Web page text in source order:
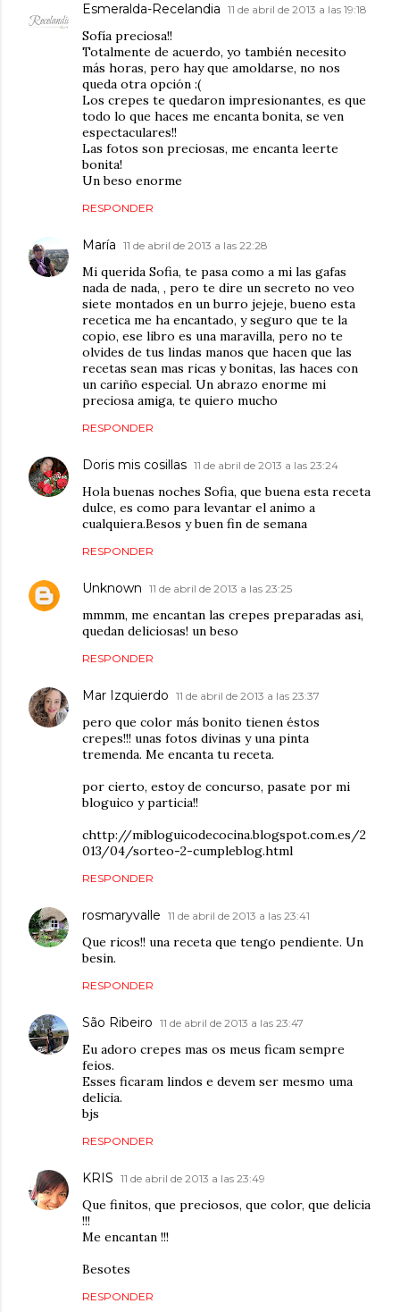
Esmeralda-Recelandia 11 de abril de 2013 a las 19:18
Sofía preciosa!!
Totalmente de acuerdo, yo también necesito
más horas, pero hay que amoldarse, no nos
queda otra opción :(
Los crepes te quedaron impresionantes, es que
todo lo que haces me encanta bonita, se ven
espectaculares!!
Las fotos son preciosas, me encanta leerte
bonita!
Un beso enorme
RESPONDER
María 11 de abril de 2013 a las 22:28
Mi querida Sofia, te pasa como a mi las gafas
nada de nada, , pero te dire un secreto no veo
siete montados en un burro jejeje, bueno esta
recetica me ha encantado, y seguro que te la
copio, ese libro es una maravilla, pero no te
olvides de tus lindas manos que hacen que las
recetas sean mas ricas y bonitas, las haces con
un cariño especial. Un abrazo enorme mi
preciosa amiga, te quiero mucho
RESPONDER
Doris mis cosillas 11 de abril de 2013 a las 23:24
Hola buenas noches Sofia, que buena esta receta
dulce, es como para levantar el animo a
cualquiera.Besos y buen fin de semana
RESPONDER
Unknown 11 de abril de 2013 a las 23:25
mmmm, me encantan las crepes preparadas asi,
quedan deliciosas! un beso
RESPONDER
Mar Izquierdo 11 de abril de 2013 a las 23:37
pero que color más bonito tienen éstos
crepes!!! unas fotos divinas y una pinta
tremenda. Me encanta tu receta.
por cierto, estoy de concurso, pasate por mi
bloguico y particia!!
chttp://mibloguicodecocina.blogspot.com.es/2
013/04/sorteo-2-cumpleblog.html
RESPONDER
rosmaryvalle 11 de abril de 2013 a las 23:41
Que ricos!! una receta que tengo pendiente. Un
besin.
RESPONDER
São Ribeiro 11 de abril de 2013 a las 23:47
Eu adoro crepes mas os meus ficam sempre
feios.
Esses ficaram lindos e devem ser mesmo uma
delicia.
bjs
RESPONDER
KRIS 11 de abril de 2013 a las 23:49
Que finitos, que preciosos, que color, que delicia
!!!
Me encantan !!!
Besotes
RESPONDER